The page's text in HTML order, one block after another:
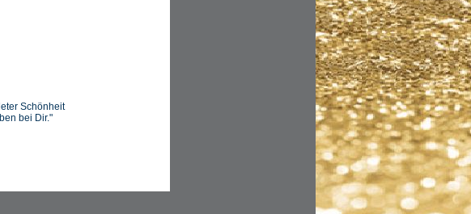
Schönheit
bei Dir."